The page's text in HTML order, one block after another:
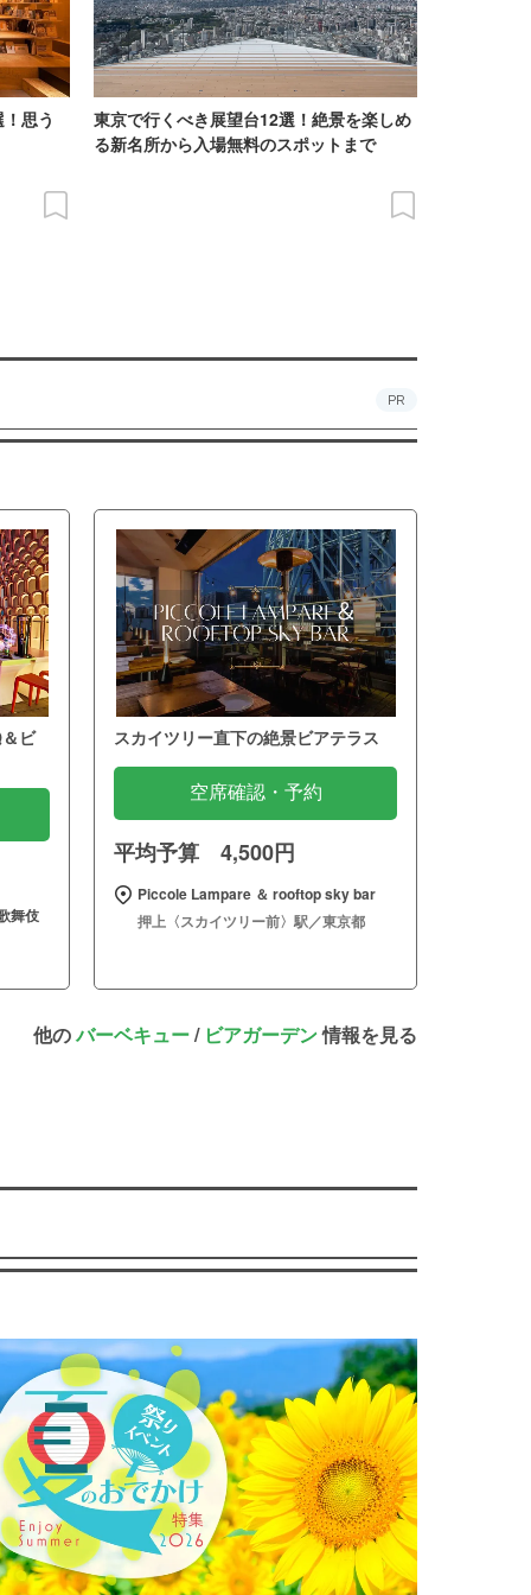
思う
東京で行くべき展望台12選！絶景を楽しめ
る新名所から入場無料のスポットまで
PR
ビ
舞伎
スカイツリー直下の絶景ビアテラス
空席確認・予約
平均予算 4,500円
Piccole Lampare ＆ rooftop sky bar
押上〈スカイツリー前〉駅／東京都
他のバーベキュー/ ビアガーデン情報を見る